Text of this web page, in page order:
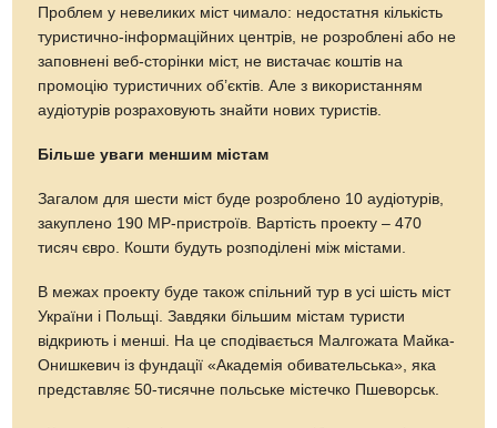
Проблем у невеликих міст чимало: недостатня кількість
туристично-інформаційних центрів, не розроблені або не
заповнені веб-сторінки міст, не вистачає коштів на
промоцію туристичних об’єктів. Але з використанням
аудіотурів розраховують знайти нових туристів.
Більше уваги меншим містам
Загалом для шести міст буде розроблено 10 аудіотурів,
закуплено 190 МР-пристроїв. Вартість проекту – 470
тисяч євро. Кошти будуть розподілені між містами.
В межах проекту буде також спільний тур в усі шість міст
України і Польщі. Завдяки більшим містам туристи
відкриють і менші. На це сподівається Малгожата Майка-
Онишкевич із фундації «Академія обивательська», яка
представляє 50-тисячне польське містечко Пшеворськ.